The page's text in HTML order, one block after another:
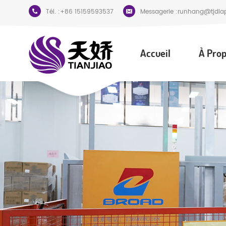
Tél. :+86 15159593537 Messagerie :
Accueil À